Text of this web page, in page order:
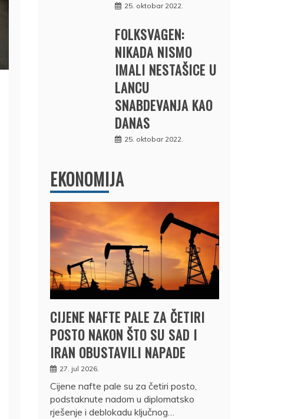
25. oktobar 2022.
FOLKSVAGEN:
NIKADA NISMO
IMALI NESTAŠICE U
LANCU
SNABDEVANJA KAO
DANAS
25. oktobar 2022.
EKONOMIJA
CIJENE NAFTE PALE ZA ČETIRI
POSTO NAKON ŠTO SU SAD I
IRAN OBUSTAVILI NAPADE
27. jul 2026.
Cijene nafte pale su za četiri posto,
podstaknute nadom u diplomatsko
rješenje i deblokadu ključnog…